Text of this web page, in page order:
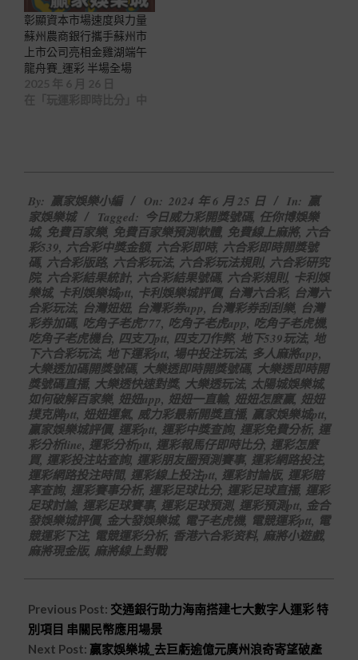
彰顯資本市場速度與力量
蘇州農商銀行攜手蘇州市
上市公司亮相金雞湖端午
龍舟賽_運彩 半場全場
06-
25
By: 贏家娛樂小編 On: 2024 年 6 月 25 日 In: 贏
家娛樂城
Tagged: 今日威力彩開獎號碼, 任你博娛樂
城, 免費百家樂, 免費百家樂預測軟體, 免費線上麻將, 六合
彩539, 六合彩中獎金額, 六合彩即時, 六合彩即時開獎號
碼, 六合彩版路, 六合彩玩法, 六合彩玩法規則, 六合彩研究
院, 六合彩結果統計, 六合彩結果號碼, 六合彩規則, 卡利娛
樂城, 卡利娛樂城ptt, 卡利娛樂城評價, 台灣六合彩, 台灣六
合彩玩法, 台灣妞妞, 台灣彩券app, 台灣彩券刮刮樂, 台灣
彩券加碼, 吃角子老虎777, 吃角子老虎app, 吃角子老虎機,
吃角子老虎機台, 四支刀ptt, 四支刀作弊, 地下539玩法, 地
下六合彩玩法, 地下運彩ptt, 場中投注玩法, 多人麻將app,
大樂透加碼開獎號碼, 大樂透即時開獎號碼, 大樂透即時開
獎號碼直播, 大樂透快速對獎, 大樂透玩法, 太陽城娛樂城,
如何破解百家樂, 妞妞app, 妞妞一直輸, 妞妞怎麼贏, 妞妞
撲克牌ptt, 妞妞運氣, 威力彩最新開獎直播, 贏家娛樂城ptt,
贏家娛樂城評價, 運彩ptt, 運彩中獎查詢, 運彩免費分析, 運
彩分析line, 運彩分析ptt, 運彩報馬仔即時比分, 運彩怎麼
買, 運彩投注站查詢, 運彩朋友圈預測賽事, 運彩網路投注,
運彩網路投注時間, 運彩線上投注ptt, 運彩討論版, 運彩賠
率查詢, 運彩賽事分析, 運彩足球比分, 運彩足球直播, 運彩
足球討論, 運彩足球賽事, 運彩足球預測, 運彩預測ptt, 金合
發娛樂城評價, 金大發娛樂城, 電子老虎機, 電競運彩ptt, 電
競運彩下注, 電競運彩分析, 香港六合彩资料, 麻將小遊戲,
麻將現金版, 麻將線上對戰
Previous Post: 交通銀行助力海南搭建七大數字人運彩 特
別項目 串關民幣應用場景
Next Post: 贏家娛樂城_去巨虧逾億元廣州浪奇寄望破產